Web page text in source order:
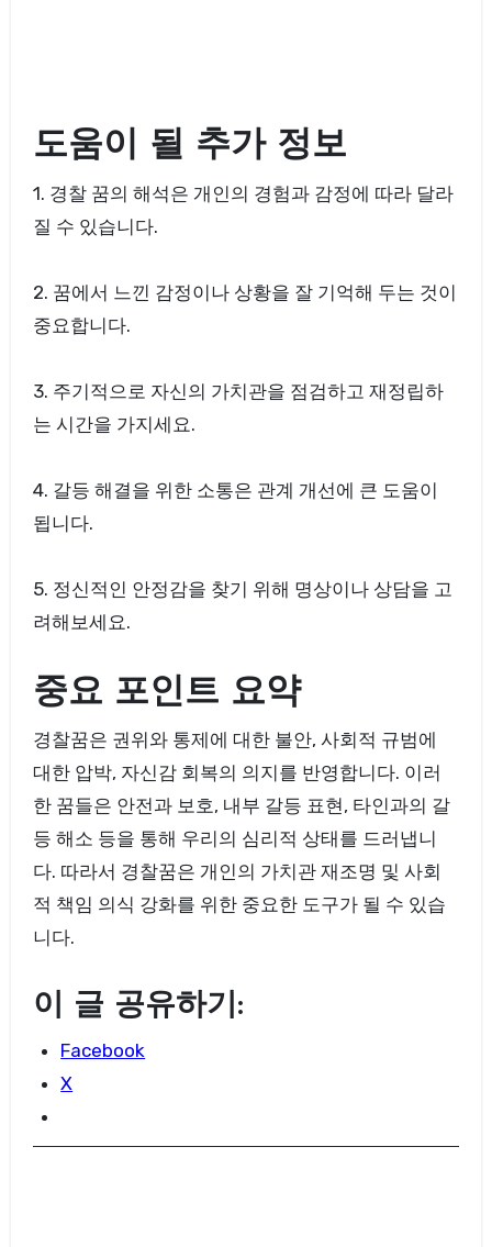
도움이 될 추가 정보
1. 경찰 꿈의 해석은 개인의 경험과 감정에 따라 달라
질 수 있습니다.
2. 꿈에서 느낀 감정이나 상황을 잘 기억해 두는 것이
중요합니다.
3. 주기적으로 자신의 가치관을 점검하고 재정립하
는 시간을 가지세요.
4. 갈등 해결을 위한 소통은 관계 개선에 큰 도움이
됩니다.
5. 정신적인 안정감을 찾기 위해 명상이나 상담을 고
려해보세요.
중요 포인트 요약
경찰꿈은 권위와 통제에 대한 불안, 사회적 규범에
대한 압박, 자신감 회복의 의지를 반영합니다. 이러
한 꿈들은 안전과 보호, 내부 갈등 표현, 타인과의 갈
등 해소 등을 통해 우리의 심리적 상태를 드러냅니
다. 따라서 경찰꿈은 개인의 가치관 재조명 및 사회
적 책임 의식 강화를 위한 중요한 도구가 될 수 있습
니다.
이 글 공유하기:
Facebook
X